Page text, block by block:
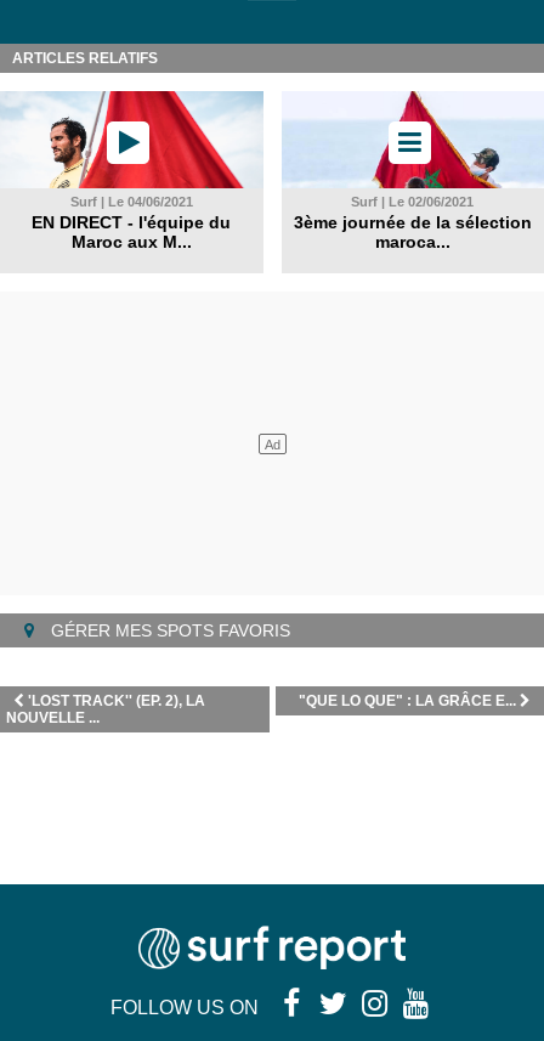
ARTICLES RELATIFS
Surf | Le 04/06/2021
EN DIRECT - l'équipe du
Maroc aux M...
Surf | Le 02/06/2021
3ème journée de la sélection
maroca...
GÉRER MES SPOTS FAVORIS
"QUE LO QUE" : LA GRÂCE E...
'LOST TRACK'' (EP. 2), LA
NOUVELLE ...
FOLLOW US ON